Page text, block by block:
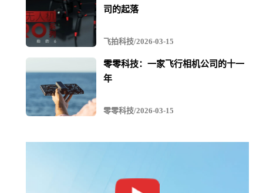
司的起落
飞拍科技/2026-03-15
零零科技：一家飞行相机公司的十一
年
零零科技/2026-03-15